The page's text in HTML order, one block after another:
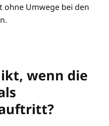
ohne Umwege bei den
wenn die